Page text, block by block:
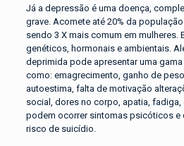
Já a depressão é uma doença,
grave. Acomete até 20% da
sendo 3 X mais comum em mulheres.
genéticos, hormonais e ambientais.
deprimida pode apresentar uma
como: emagrecimento, ganho de
autoestima, falta de motivação
social, dores no corpo, apatia, fadiga,
podem ocorrer sintomas psicóticos e
risco de suicídio.